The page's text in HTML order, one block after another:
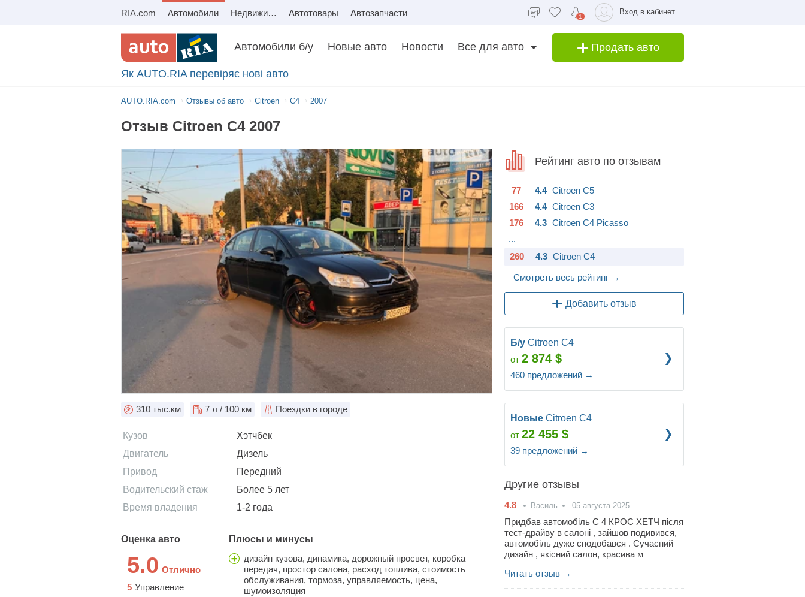
1
Вход в кабинет
RIA.com Автомобили Недвижимость Автотовары Автозапчасти
Продать авто
Автомобили б/у Новые авто Новости Все для авто
Як AUTO.RIA перевіряє нові авто
AUTO.RIA.com Отзывы об авто Citroen C4 2007
Отзыв Citroen C4 2007
310 тыс.км 7 л / 100 км Поездки в городе
Хэтчбек
Кузов
Дизель
Двигатель
Передний
Привод
Более 5 лет
Водительский стаж
1-2 года
Время владения
Оценка авто
Отлично
5.0
Управление
5
Плюсы и минусы
дизайн кузова, динамика, дорожный просвет, коробка
передач, простор салона, расход топлива, стоимость
обслуживания, тормоза, управляемость, цена,
шумоизоляция
Рейтинг авто по отзывам
77 Citroen C5
4.4
166
Citroen C3
4.4
176
Citroen C4 Picasso
4.3
...
260
Citroen C4
4.3
Смотреть весь рейтинг →
Добавить отзыв
Б/у Citroen C4
от 2 874 $
460 предложений →
Новые Citroen C4
от 22 455 $
39 предложений →
Другие отзывы
4.8 Василь 05 августа 2025
Придбав автомобіль С 4 КРОС ХЕТЧ після
тест-драйву в салоні , зайшов подивився,
автомобіль дуже сподобався . Сучасний
дизайн , якісний салон, красива м
Читать отзыв →